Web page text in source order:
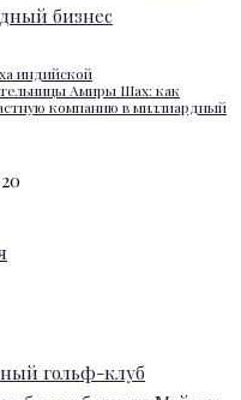
индийской
Амиры Шах: как
компанию в миллиардный